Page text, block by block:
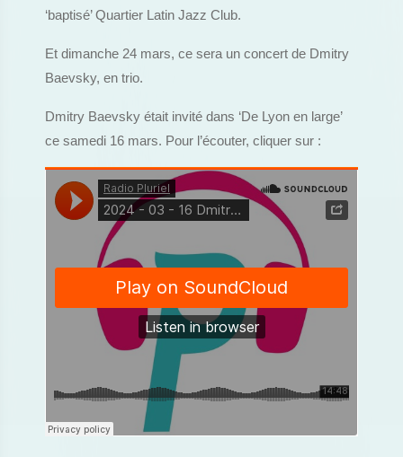
‘baptisé’ Quartier Latin Jazz Club.
Et dimanche 24 mars, ce sera un concert de Dmitry
Baevsky, en trio.
Dmitry Baevsky était invité dans ‘De Lyon en large’
ce samedi 16 mars. Pour l’écouter, cliquer sur :